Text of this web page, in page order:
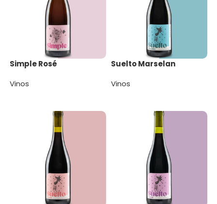
Simple Rosé
Vinos
Suelto Marselan
Vinos